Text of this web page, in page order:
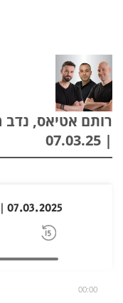
רותם אטיאס, נדב
| 07.03.25
07.03.2025 | המחזור ה-27 בליגה הלאומית
00:00